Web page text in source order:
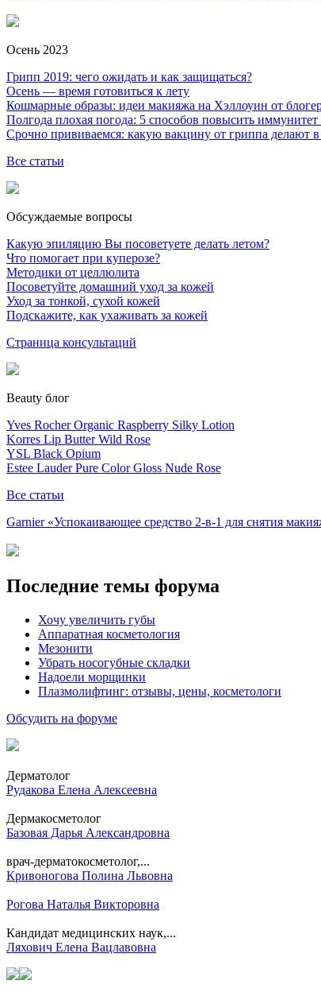
Осень 2023
Грипп 2019: чего ожидать и как защищаться?
Осень — время готовиться к лету
Кошмарные образы: идеи макияжа на Хэллоуин от
Полгода плохая погода: 5 способов повысить
Срочно прививаемся: какую вакцину от гриппа делают в
Все статьи
Обсуждаемые вопросы
Какую эпиляцию Вы посоветуете делать летом?
Что помогает при куперозе?
Методики от целлюлита
Посоветуйте домашний уход за кожей
Уход за тонкой, сухой кожей
Подскажите, как ухаживать за кожей
Страница консультаций
Beauty блог
Yves Rocher Organic Raspberry Silky Lotion
Korres Lip Butter Wild Rose
YSL Black Opium
Estee Lauder Pure Color Gloss Nude Rose
Все статьи
Garnier «Успокаивающее средство 2-в-1 для снятия
Последние темы форума
Хочу увеличить губы
Аппаратная косметология
Мезонити
Убрать носогубные складки
Надоели морщинки
Плазмолифтинг: отзывы, цены, косметологи
Обсудить на форуме
Дерматолог
Рудакова Елена Алексеевна
Дермакосметолог
Базовая Дарья Александровна
врач-дерматокосметолог,...
Кривоногова Полина Львовна
Рогова Наталья Викторовна
Кандидат медицинских наук,...
Ляхович Елена Вацлавовна